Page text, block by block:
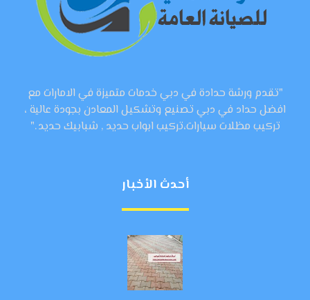
"تقدم ورشة حدادة في دبي خدمات متميزة في الامارات مع
افضل حداد في دبي تصنيع وتشكيل المعادن بجودة عالية ،
تركيب مظلات سيارات،تركيب ابواب حديد , شبابيك حديد ."
أحدث الأخبار